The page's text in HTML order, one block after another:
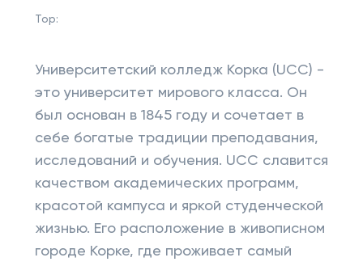
Top:
Университетский колледж Корка (UCC) -
это университет мирового класса. Он
был основан в 1845 году и сочетает в
себе богатые традиции преподавания,
исследований и обучения. UCC славится
качеством академических программ,
красотой кампуса и яркой студенческой
жизнью. Его расположение в живописном
городе Корке, где проживает самый